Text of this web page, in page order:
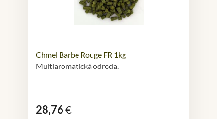
Chmel Barbe Rouge FR 1kg
Multiaromatická odroda.
28,76€